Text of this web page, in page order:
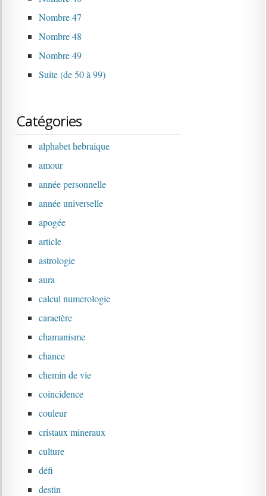
Nombre 47
Nombre 48
Nombre 49
Suite (de 50 à 99)
Catégories
alphabet hebraique
amour
année personnelle
année universelle
apogée
article
astrologie
aura
calcul numerologie
caractère
chamanisme
chance
chemin de vie
coincidence
couleur
cristaux mineraux
culture
défi
destin